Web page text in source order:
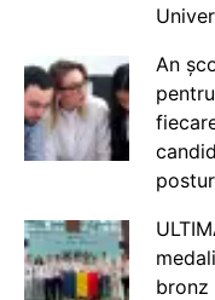
An
bronz